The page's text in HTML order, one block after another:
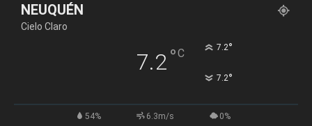
NEUQUÉN
Cielo Claro
7.2°C 7.2°
7.2°
54% 6.3m/s 0%